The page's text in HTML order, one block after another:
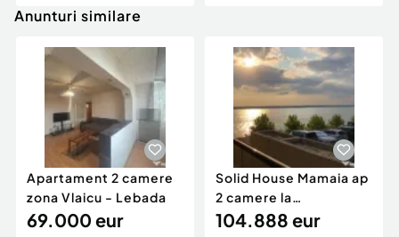
Anunturi similare
Apartament 2 camere
zona Vlaicu - Lebada
69.000 eur
Solid House Mamaia ap
2 camere la
cheie,langa Mega
104.888 eur